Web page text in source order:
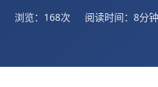
浏览：168次 阅读时间：8分钟